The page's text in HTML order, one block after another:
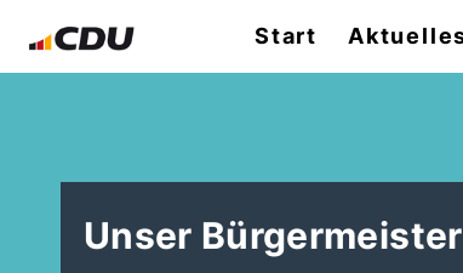
Start
Unser